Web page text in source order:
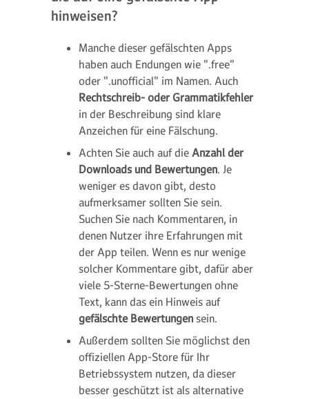
hinweisen?
Manche dieser gefälschten Apps
haben auch Endungen wie ".free"
oder ".unofficial" im Namen. Auch
Rechtschreib- oder Grammatikfehler
in der Beschreibung sind klare
Anzeichen für eine Fälschung.
Achten Sie auch auf die Anzahl der
Downloads und Bewertungen. Je
weniger es davon gibt, desto
aufmerksamer sollten Sie sein.
Suchen Sie nach Kommentaren, in
denen Nutzer ihre Erfahrungen mit
der App teilen. Wenn es nur wenige
solcher Kommentare gibt, dafür aber
viele 5-Sterne-Bewertungen ohne
Text, kann das ein Hinweis auf
gefälschte Bewertungen sein.
Außerdem sollten Sie möglichst den
offiziellen App-Store für Ihr
Betriebssystem nutzen, da dieser
besser geschützt ist als alternative